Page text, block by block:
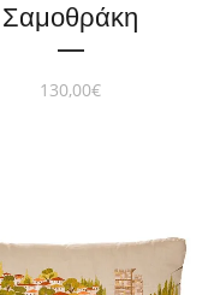
Σαμοθράκη
130,00€